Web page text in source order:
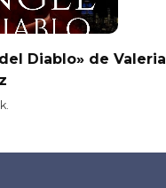
Diablo» de Valeria